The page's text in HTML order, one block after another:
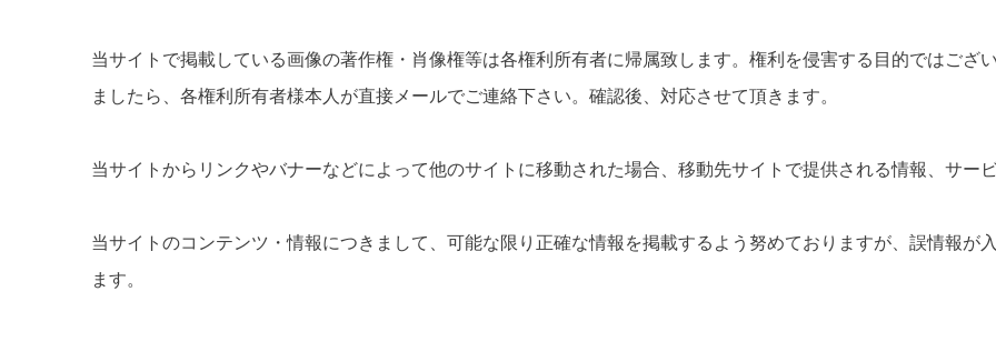
当サイトで掲載している画像の著作権・肖像権等は各権利所有者に帰属致します。権利を侵害する目的ではござ
ましたら、各権利所有者様本人が直接メールでご連絡下さい。確認後、対応させて頂きます。
当サイトからリンクやバナーなどによって他のサイトに移動された場合、移動先サイトで提供される情報、サー
当サイトのコンテンツ・情報につきまして、可能な限り正確な情報を掲載するよう努めておりますが、誤情報が
ます。